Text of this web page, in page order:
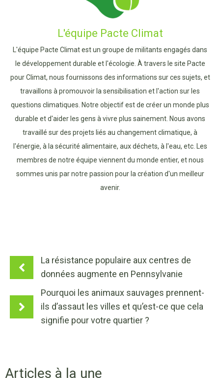
L'équipe Pacte Climat
L'équipe Pacte Climat est un groupe de militants engagés dans
le développement durable et l'écologie. À travers le site Pacte
pour Climat, nous fournissons des informations sur ces sujets, et
travaillons à promouvoir la sensibilisation et l'action sur les
questions climatiques. Notre objectif est de créer un monde plus
durable et d'aider les gens à vivre plus sainement. Nous avons
travaillé sur des projets liés au changement climatique, à
l'énergie, à la sécurité alimentaire, aux déchets, à l'eau, etc. Les
membres de notre équipe viennent du monde entier, et nous
sommes unis par notre passion pour la création d'un meilleur
avenir.
La résistance populaire aux centres de
données augmente en Pennsylvanie
Pourquoi les animaux sauvages prennent-
ils d’assaut les villes et qu’est-ce que cela
signifie pour votre quartier ?
Articles à la une